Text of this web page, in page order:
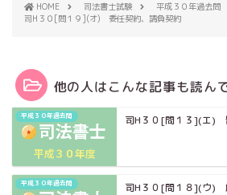
HOME 司法書士試験
平成３０年過去問
司H３０[問１９](オ) 委任契約、請負契約
他の人はこんな記事も読ん
平成３０年過去問 司H３０[問１３](エ)
平成３０年過去問 司H３０[問１８](ウ)